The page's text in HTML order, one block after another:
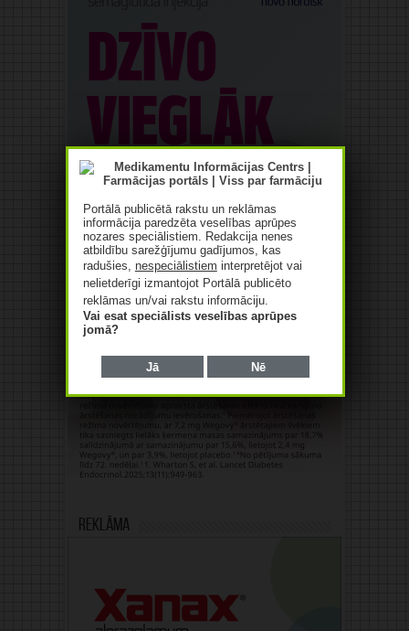
Reklāma
Portālā publicētā rakstu un reklāmas
informācija paredzēta veselības aprūpes
nozares speciālistiem. Redakcija nenes
atbildību sarežģījumu gadījumos, kas
radušies, nespeciālistiem interpretējot vai
nelietderīgi izmantojot Portālā publicēto
reklāmas un/vai rakstu informāciju.
Vai esat speciālists veselības aprūpes
jomā?
Jā Nē